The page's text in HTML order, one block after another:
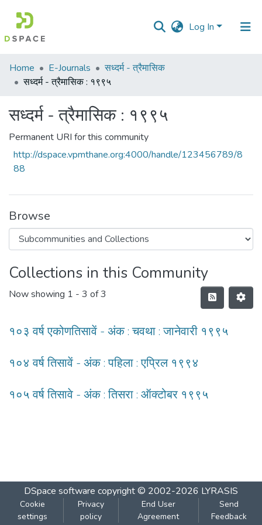
Log In
Communities
&
All of DSpace
Statistics
Home E-Journals
सध्दर्म - त्रैमासिक
सध्दर्म - त्रैमासिक : १९९५
सध्दर्म - त्रैमासिक : १९९५
Permanent URI for this community
http://dspace.vpmthane.org:4000/handle/123456789/8
88
Browse
Collections in this Community
Now showing 1 - 3 of 3
१०३ वर्ष एकोणतिसावें - अंक : चवथा : जानेवारी १९९५
१०४ वर्ष तिसावें - अंक : पहिला : एप्रिल १९९४
१०५ वर्ष तिसावे - अंक : तिसरा : ऑक्टोबर १९९५
DSpace software copyright © 2002-2026 LYRASIS
Cookie
settings
Privacy
policy
End User
Agreement
Send
Feedback